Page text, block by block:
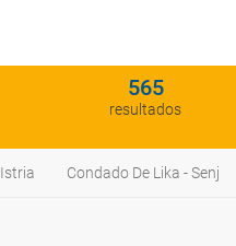
565
resultados
Istria Condado De Lika - Senj